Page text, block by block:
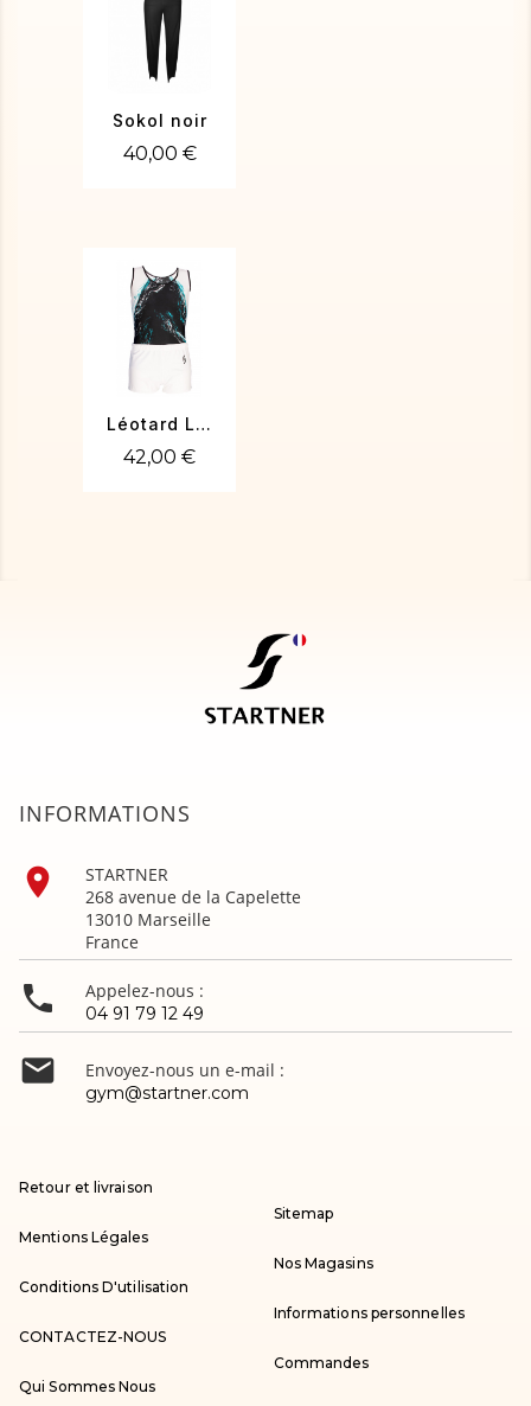
Sokol noir
40,00 €
Léotard LUCIEN-01
42,00 €
INFORMATIONS

STARTNER
268 avenue de la Capelette
13010 Marseille
France
 Appelez-nous :
04 91 79 12 49
 Envoyez-nous un e-mail :
gym@startner.com
Retour et livraison
Mentions Légales
Conditions D'utilisation
CONTACTEZ-NOUS
Qui Sommes Nous
Sitemap
Nos Magasins
Informations personnelles
Commandes